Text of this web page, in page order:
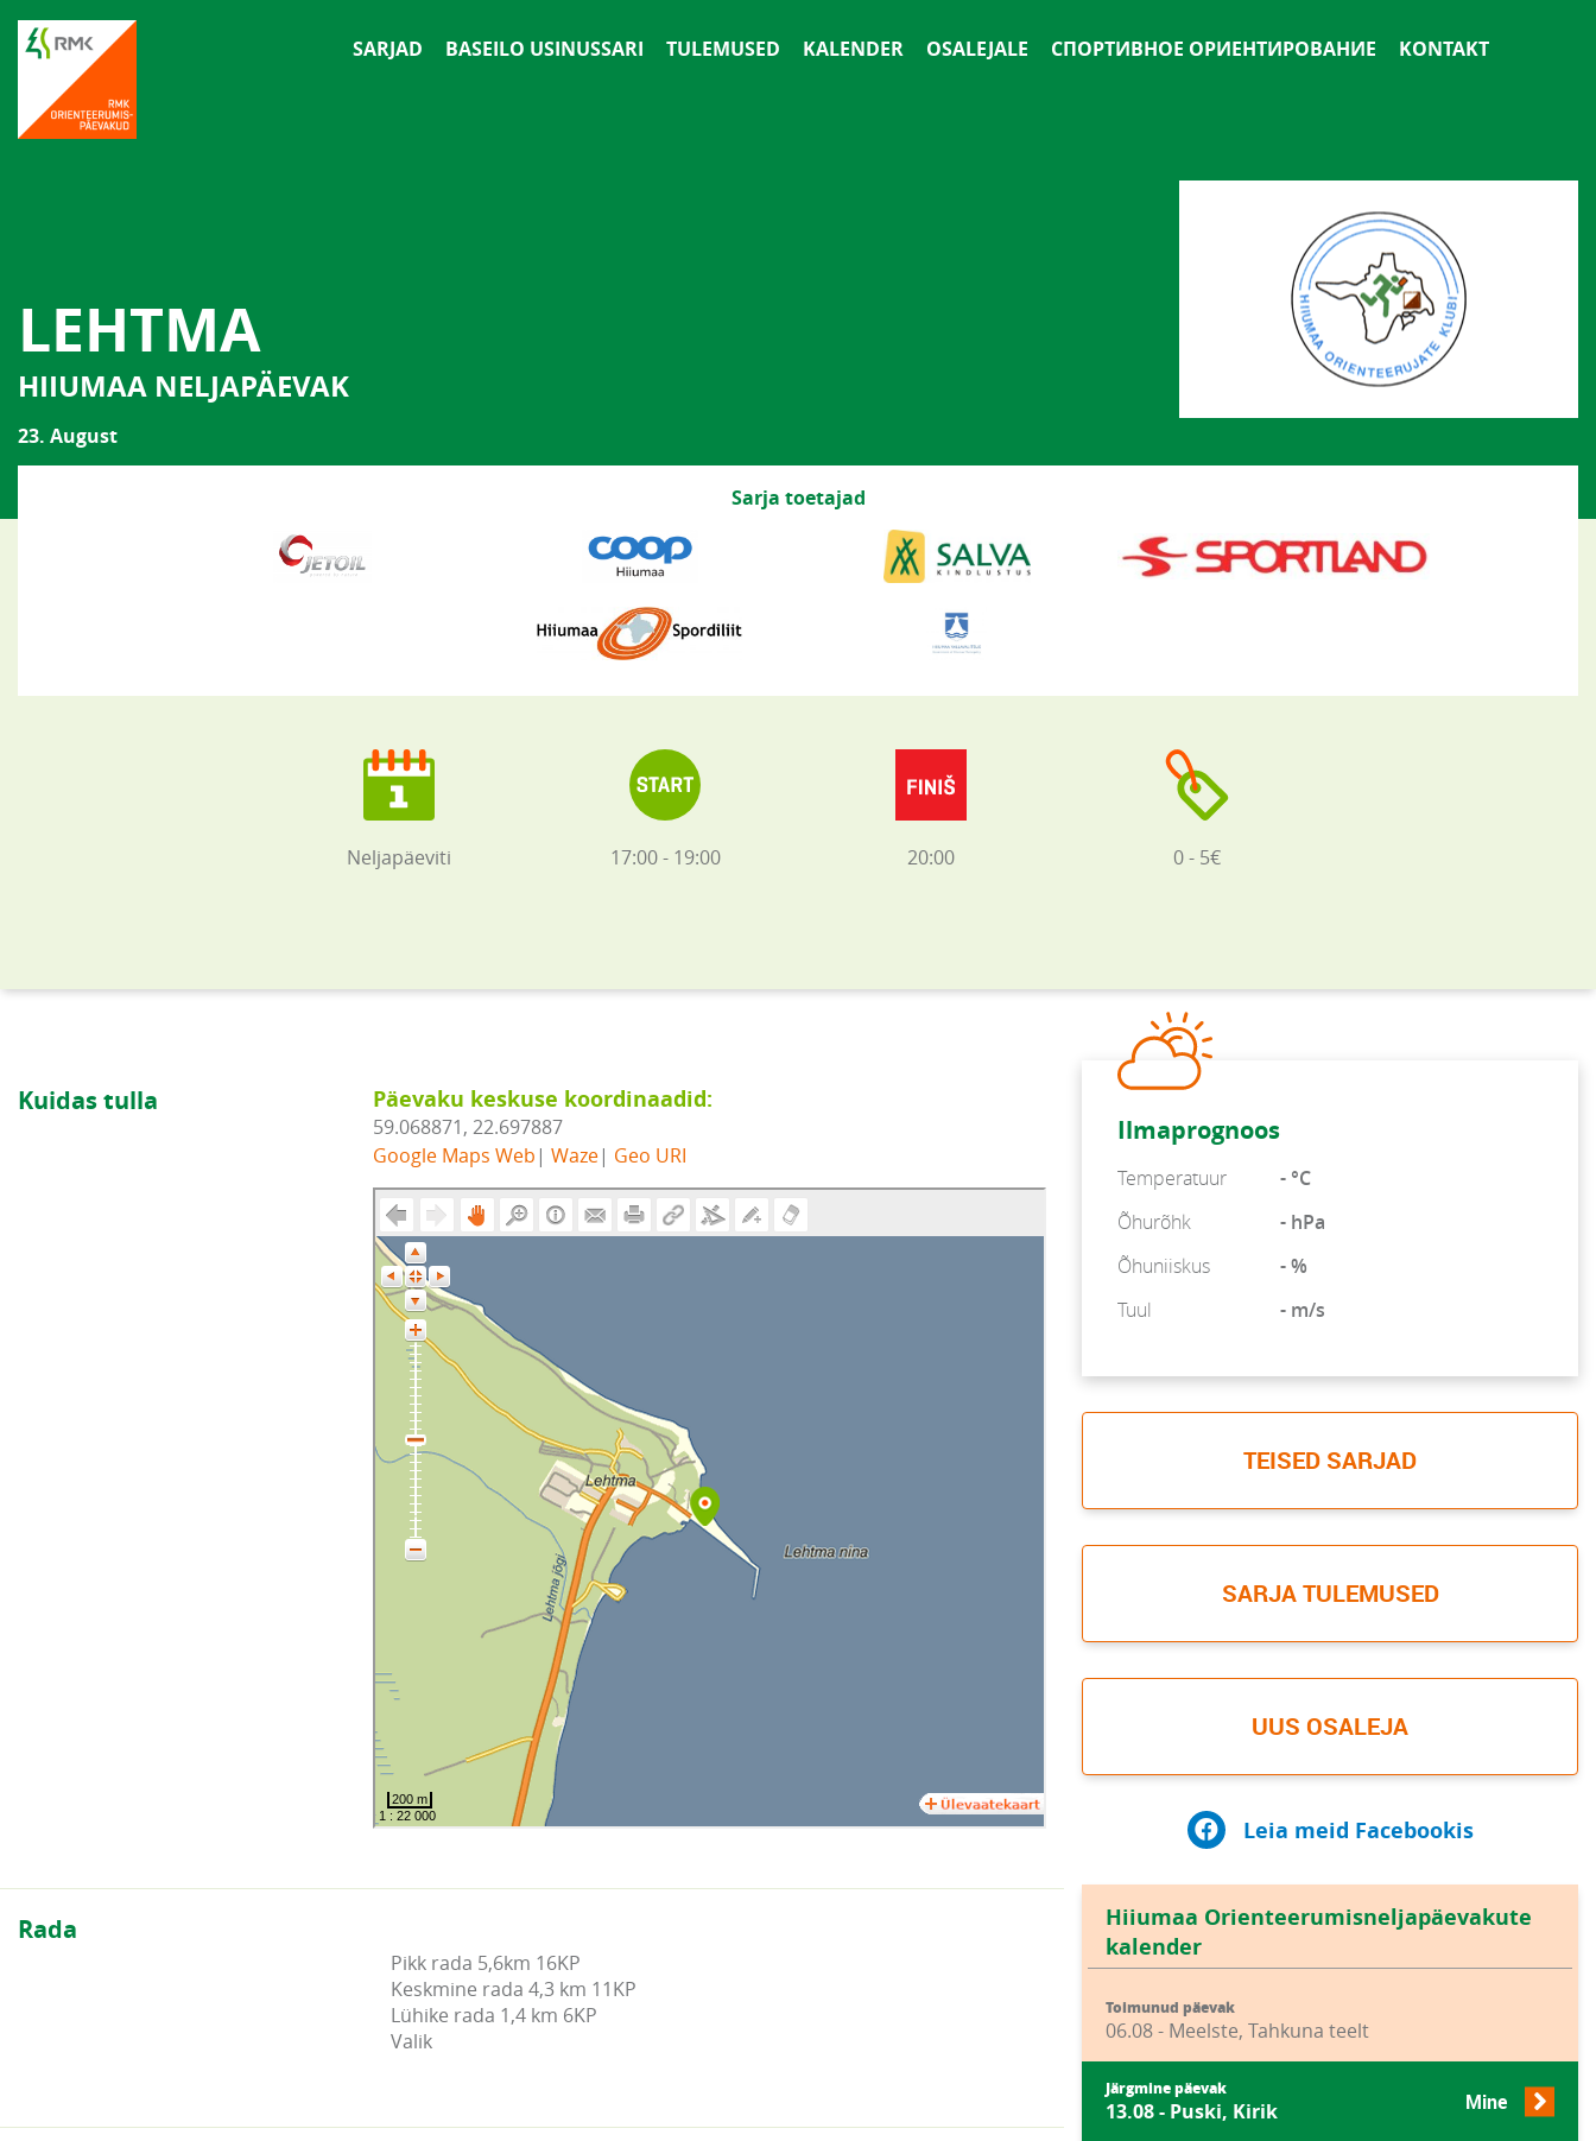
SARJAD BASEILO USINUSSARI TULEMUSED KALENDER OSALEJALE СПОРТИВНОЕ ОРИЕНТИРОВАНИЕ KONTAKT
LEHTMA
HIIUMAA NELJAPÄEVAK
23. August
Sarja toetajad
Neljapäeviti 17:00 - 19:00 20:00 0 - 5€
Kuidas tulla Päevaku keskuse koordinaadid:
59.068871, 22.697887
Google Maps Web | Waze| Geo URI
Rada
Pikk rada 5,6km 16KP
Keskmine rada 4,3 km 11KP
Lühike rada 1,4 km 6KP
Valik
Ilmaprognoos
Temperatuur
- °C
Õhurõhk
- hPa
Õhuniiskus
- %
Tuul
- m/s
TEISED SARJAD
SARJA TULEMUSED
UUS OSALEJA
Leia meid Facebookis
Hiiumaa Orienteerumisneljapäevakute
kalender
Toimunud päevak
06.08 - Meelste, Tahkuna teelt
Järgmine päevak
13.08 - Puski, Kirik Mine